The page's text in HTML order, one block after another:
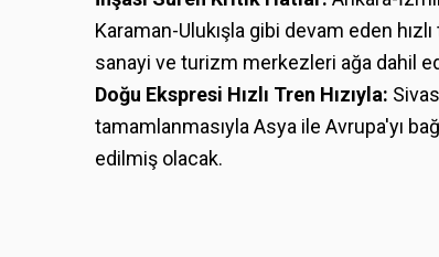
Karaman-Ulukışla gibi devam eden
sanayi ve turizm merkezleri ağa dahil
Doğu Ekspresi Hızlı Tren Hızıyla:
tamamlanmasıyla Asya ile Avrupa'yı
edilmiş olacak.